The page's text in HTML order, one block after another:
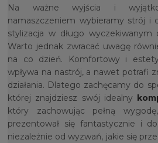
Na ważne wyjścia i
namaszczeniem wybieramy strój i
stylizacja w długo wyczekiwanym
Warto jednak zwracać uwagę
na co dzień. Komfortowy i
wpływa na nastrój, a nawet potrafi
działania. Dlatego zachęcamy do
której znajdziesz swój idealny
który zachowując pełną
prezentował się fantastycznie i
niezależnie od wyzwań, jakie się